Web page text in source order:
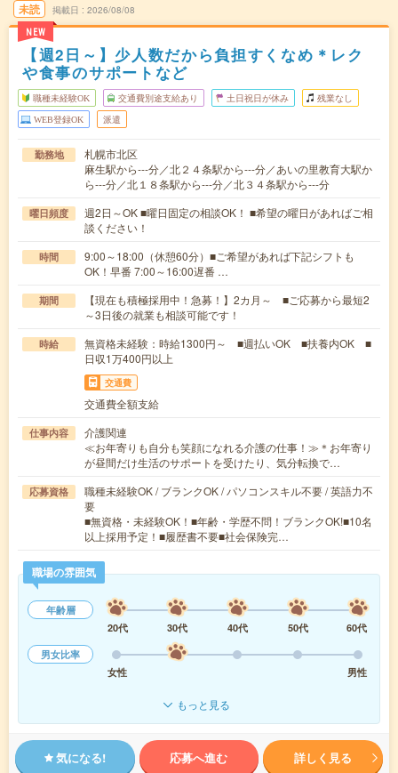
未読
NEW
掲載日 2026/08/08
【週2日～】少人数だから負担すくなめ＊レク
や食事のサポートなど
職種未経験OK 交通費別途支給あり 土日祝日が休み 残業なし
WEB登録OK 派遣
勤務地
札幌市北区
麻生駅から---分／北２４条駅から---分／あいの里教育大駅か
ら---分／北１８条駅から---分／北３４条駅から---分
曜日頻度
週2日～OK ■曜日固定の相談OK！ ■希望の曜日があればご相
談ください！
時間
9:00～18:00（休憩60分）■ご希望があれば下記シフトも
OK！早番 7:00～16:00遅番 …
期間
【現在も積極採用中！急募！】2カ月～ ■ご応募から最短2
～3日後の就業も相談可能です！
時給
無資格未経験：時給1300円～ ■週払いOK ■扶養内OK ■
日収1万400円以上
交通費
交通費全額支給
仕事内容
介護関連
≪お年寄りも自分も笑顔になれる介護の仕事！≫＊お年寄り
が昼間だけ生活のサポートを受けたり、気分転換で…
応募資格
職種未経験OK / ブランクOK / パソコンスキル不要 / 英語力不
要
■無資格・未経験OK！■年齢・学歴不問！ブランクOK!■10名
以上採用予定！■履歴書不要■社会保険完…
職場の雰囲気
年齢層
20代
30代 40代 50代
60代
男女比率
女性
男性
もっと見る
気になる! 応募へ進む 詳しく見る